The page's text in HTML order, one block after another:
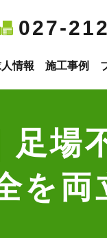
情報 施工事例
027-
場
を両